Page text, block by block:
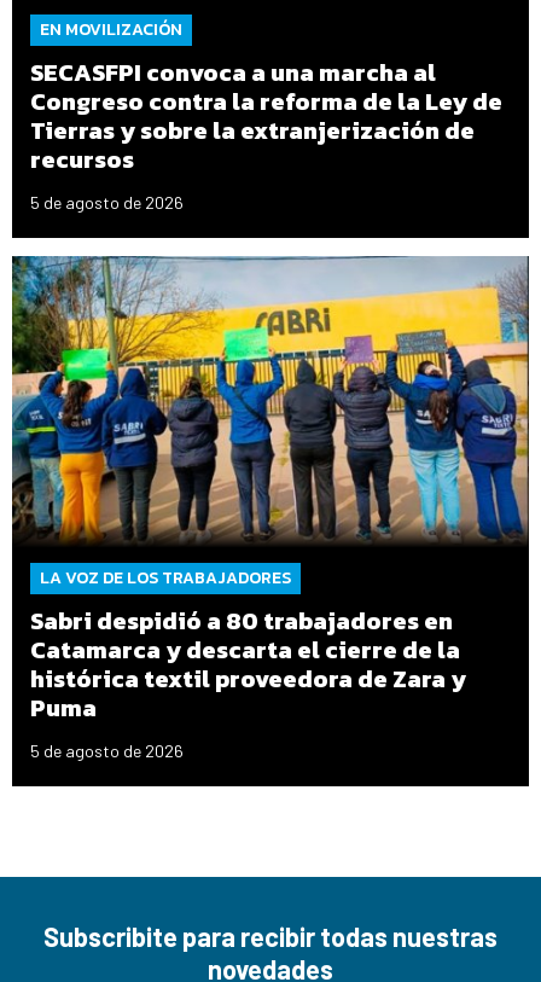
EN MOVILIZACIÓN
SECASFPI convoca a una marcha al
Congreso contra la reforma de la Ley de
Tierras y sobre la extranjerización de
recursos
5 de agosto de 2026
LA VOZ DE LOS TRABAJADORES
Sabri despidió a 80 trabajadores en
Catamarca y descarta el cierre de la
histórica textil proveedora de Zara y
Puma
5 de agosto de 2026
Subscribite para recibir todas nuestras
novedades